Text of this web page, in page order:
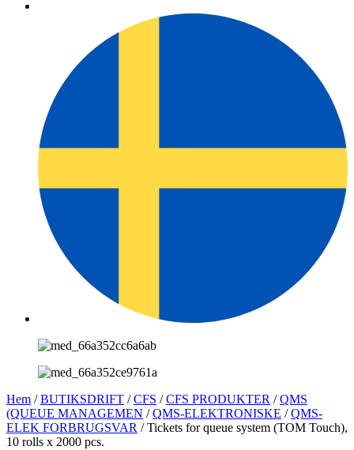
Hem /BUTIKSDRIFT /CFS /CFS PRODUKTER /QMS
(QUEUE MANAGEMEN /QMS-ELEKTRONISKE /QMS-
ELEK FORBRUGSVAR / Tickets for queue system (TOM Touch),
10 rolls x 2000 pcs.